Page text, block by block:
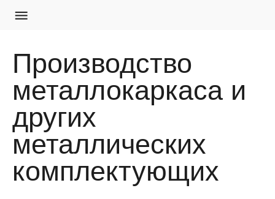
Производство
металлокаркаса и
других
металлических
комплектующих